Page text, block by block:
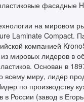
фасадные
на мировом
Laminate Compact.
компанией
мировых лидеров в
Основан в
всему миру, лидер
по производству
России (завод в